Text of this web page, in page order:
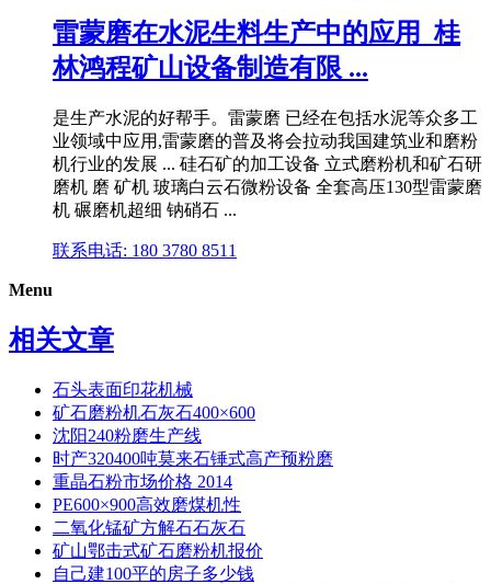
雷蒙磨在水泥生料生产中的应用_桂
林鸿程矿山设备制造有限 ...
是生产水泥的好帮手。雷蒙磨 已经在包括水泥等众多工
业领域中应用,雷蒙磨的普及将会拉动我国建筑业和磨粉
机行业的发展 ... 硅石矿的加工设备 立式磨粉机和矿石研
磨机 磨 矿机 玻璃白云石微粉设备 全套高压130型雷蒙磨
机 碾磨机超细 钠硝石 ...
联系电话: 180 3780 8511
Menu
相关文章
石头表面印花机械
矿石磨粉机石灰石400×600
沈阳240粉磨生产线
时产320400吨莫来石锤式高产预粉磨
重晶石粉市场价格 2014
PE600×900高效磨煤机性
二氧化锰矿方解石石灰石
矿山鄂击式矿石磨粉机报价
自己建100平的房子多少钱